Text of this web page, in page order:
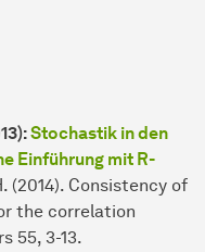
Stochastik in den
Einführung mit R-
(2014). Consistency of
the correlation
55, 3-13.